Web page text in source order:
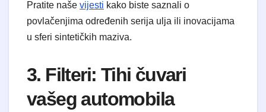
Pratite naše vijesti kako biste saznali o
povlačenjima određenih serija ulja ili inovacijama
u sferi sintetičkih maziva.
3. Filteri: Tihi čuvari
vašeg automobila